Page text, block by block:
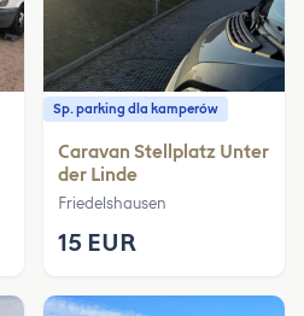
Sp. parking dla kamperów
Caravan Stellplatz Unter
der Linde
Friedelshausen
15 EUR